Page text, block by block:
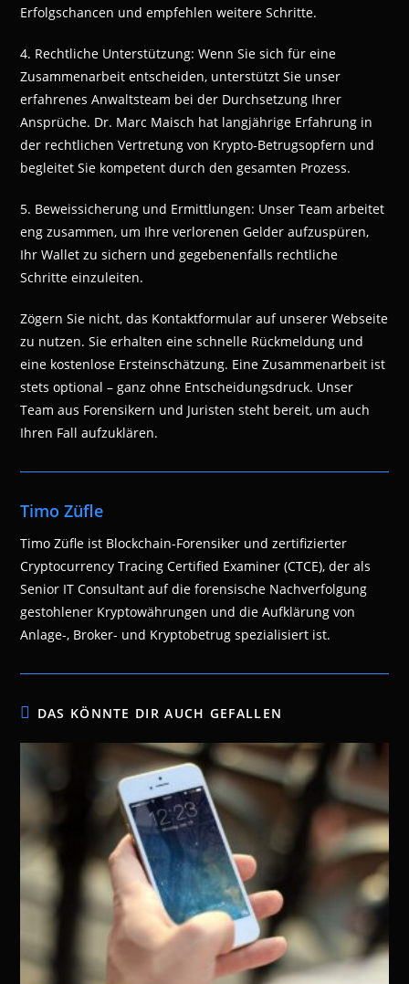
Erfolgschancen und empfehlen weitere Schritte.
4. Rechtliche Unterstützung: Wenn Sie sich für eine
Zusammenarbeit entscheiden, unterstützt Sie unser
erfahrenes Anwaltsteam bei der Durchsetzung Ihrer
Ansprüche. Dr. Marc Maisch hat langjährige Erfahrung in
der rechtlichen Vertretung von Krypto-Betrugsopfern und
begleitet Sie kompetent durch den gesamten Prozess.
5. Beweissicherung und Ermittlungen: Unser Team arbeitet
eng zusammen, um Ihre verlorenen Gelder aufzuspüren,
Ihr Wallet zu sichern und gegebenenfalls rechtliche
Schritte einzuleiten.
Zögern Sie nicht, das Kontaktformular auf unserer Webseite
zu nutzen. Sie erhalten eine schnelle Rückmeldung und
eine kostenlose Ersteinschätzung. Eine Zusammenarbeit ist
stets optional – ganz ohne Entscheidungsdruck. Unser
Team aus Forensikern und Juristen steht bereit, um auch
Ihren Fall aufzuklären.
Timo Züfle
Timo Züfle ist Blockchain-Forensiker und zertifizierter
Cryptocurrency Tracing Certified Examiner (CTCE), der als
Senior IT Consultant auf die forensische Nachverfolgung
gestohlener Kryptowährungen und die Aufklärung von
Anlage-, Broker- und Kryptobetrug spezialisiert ist.
DAS KÖNNTE DIR AUCH GEFALLEN